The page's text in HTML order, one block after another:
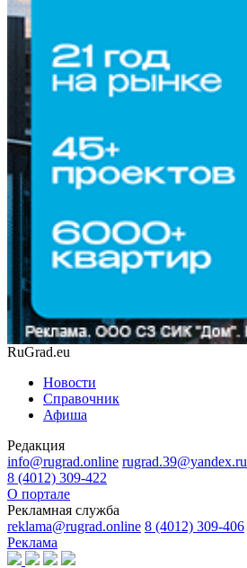
RuGrad.eu
Новости
Справочник
Афиша
Редакция
info@rugrad.online rugrad.39@yandex.ru
8 (4012) 309-422
О портале
Рекламная служба
reklama@rugrad.online 8 (4012) 309-406
Реклама